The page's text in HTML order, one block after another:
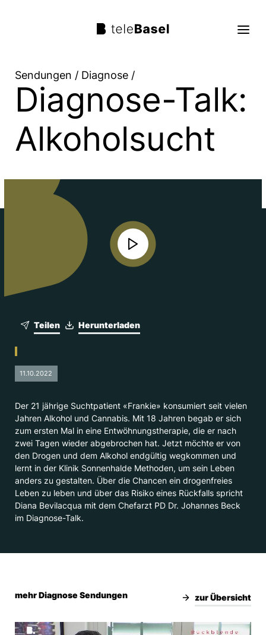
Live TV
Sendungen
TV Programm
Sendungen / Diagnose /
Diagnose-Talk:
Alkoholsucht
Herunterladen
Teilen
11.10.2022
Der 21 jährige Suchtpatient «Frankie» konsumiert seit vielen
Jahren Alkohol und Cannabis. Mit 18 Jahren begab er sich
zum ersten Mal in eine Entwöhnungstherapie, die er nach
zwei Tagen wieder abgebrochen hat. Jetzt möchte er von
den Drogen und dem Alkohol endgültig wegkommen und
lernt in der Klinik Sonnenhalde Methoden, um sein Leben
anders zu gestalten. Über die Chancen ein drogenfreies
Leben zu leben und über das Risiko eines Rückfalls spricht
Diana Bevilacqua mit dem Chefarzt PD Dr. Johannes Beck
im Diagnose-Talk.
mehr Diagnose Sendungen zur Übersicht